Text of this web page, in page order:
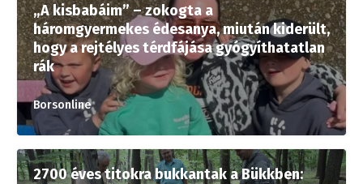
„A kisbabáim” – zokogta a
háromgyermekes édesanya, miután kiderült,
hogy a rejtélyes térdfájása gyógyíthatatlan
rák
Borsonline
2700 éves titokra bukkantak a Bükkben: